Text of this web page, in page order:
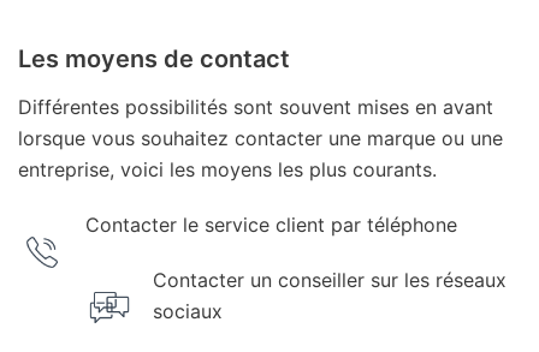
Les moyens de contact
Différentes possibilités sont souvent mises en avant
lorsque vous souhaitez contacter une marque ou une
entreprise, voici les moyens les plus courants.
Contacter le service client par téléphone
Contacter un conseiller sur les réseaux
sociaux